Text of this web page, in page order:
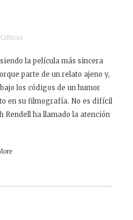
Críticas
la película más sincera
parte de un relato ajeno y,
los códigos de un humor
en su filmografía. No es difícil
Rendell ha llamado la atención